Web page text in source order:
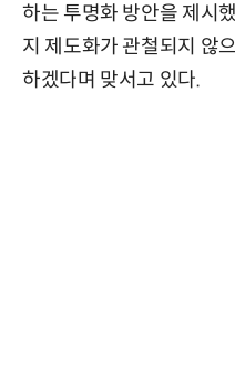
하는 투명화 방안을 제시
지 제도화가 관철되지 않
하겠다며 맞서고 있다.